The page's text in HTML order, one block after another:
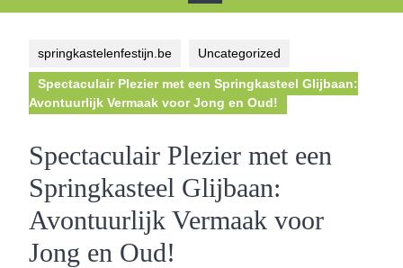
springkastelenfestijn.be Uncategorized
Spectaculair Plezier met een Springkasteel Glijbaan:
Avontuurlijk Vermaak voor Jong en Oud!
Spectaculair Plezier met een
Springkasteel Glijbaan:
Avontuurlijk Vermaak voor
Jong en Oud!